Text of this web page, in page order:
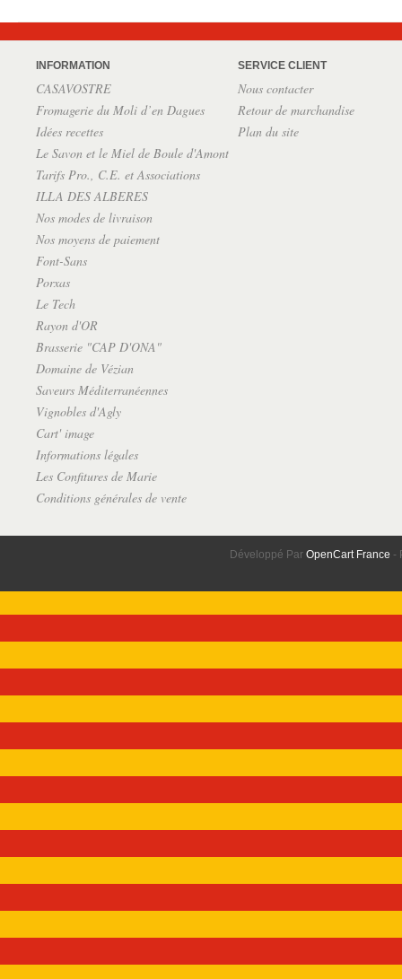
INFORMATION
CASAVOSTRE
Fromagerie du Moli d’en Dagues
Idées recettes
Le Savon et le Miel de Boule d'Amont
Tarifs Pro., C.E. et Associations
ILLA DES ALBERES
Nos modes de livraison
Nos moyens de paiement
Font-Sans
Porxas
Le Tech
Rayon d'OR
Brasserie "CAP D'ONA"
Domaine de Vézian
Saveurs Méditerranéennes
Vignobles d'Agly
Cart' image
Informations légales
Les Confitures de Marie
Conditions générales de vente
SERVICE CLIENT
Nous contacter
Retour de marchandise
Plan du site
Développé Par OpenCart France -